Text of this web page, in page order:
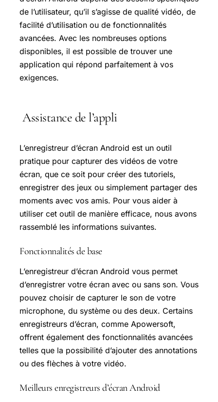
de l’utilisateur, qu’il s’agisse de qualité vidéo, de
facilité d’utilisation ou de fonctionnalités
avancées. Avec les nombreuses options
disponibles, il est possible de trouver une
application qui répond parfaitement à vos
exigences.
Assistance de l’appli
L’enregistreur d’écran Android est un outil
pratique pour capturer des vidéos de votre
écran, que ce soit pour créer des tutoriels,
enregistrer des jeux ou simplement partager des
moments avec vos amis. Pour vous aider à
utiliser cet outil de manière efficace, nous avons
rassemblé les informations suivantes.
Fonctionnalités de base
L’enregistreur d’écran Android vous permet
d’enregistrer votre écran avec ou sans son. Vous
pouvez choisir de capturer le son de votre
microphone, du système ou des deux. Certains
enregistreurs d’écran, comme Apowersoft,
offrent également des fonctionnalités avancées
telles que la possibilité d’ajouter des annotations
ou des flèches à votre vidéo.
Meilleurs enregistreurs d’écran Android